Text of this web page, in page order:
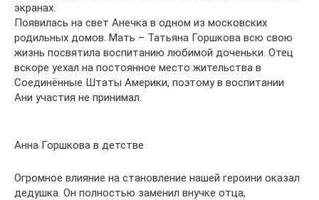
экранах.
Появилась на свет Анечка в одном из московских
родильных домов. Мать – Татьяна Горшкова всю свою
жизнь посвятила воспитанию любимой доченьки. Отец
вскоре уехал на постоянное место жительства в
Соединённые Штаты Америки, поэтому в воспитании
Ани участия не принимал.
Анна Горшкова в детстве
Огромное влияние на становление нашей героини оказал
дедушка. Он полностью заменил внучке отца,